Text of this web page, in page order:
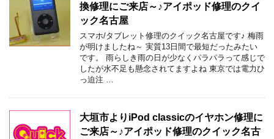
換修理にご来店～♪アイポッド修理のクイ
ック名古屋
スマホ/タブレット修理のクイック名古屋です♪ 梅雨
が明けましたね～ 実質13日間で最短だったみたい
です。 雨らしき雨の日が少なくパラパラって感じで
したが水不足も懸念されてますよね 東京では電力ひ
っ迫注 …
大垣市よりiPod classicのイヤホン修理に
ご来店～♪アイポッド修理のクイック名古